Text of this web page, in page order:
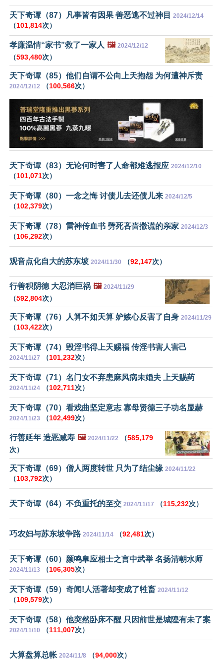
天下奇谭（87）凡事皆有因果 善恶逃不过神目 2024/12/14
（101,814次）
孝廉温情“家书”救了一家人 🖼️ 2024/12/12
（593,480次）
天下奇谭（85）他们自谓不公向上天抱怨 为何遭神斥责
2024/12/12 （100,566次）
天下奇谭（83）无论何时害了人命都难逃报应 2024/12/10
（101,071次）
天下奇谭（80）一念之悔 讨债儿去还债儿来 2024/12/5
（102,379次）
天下奇谭（78）雷神传血书 劈死吝啬撒谎的亲家 2024/12/3
（106,292次）
观音点化自大的苏东坡 2024/11/30 （92,147次）
行善积阴德 大忍消巨祸 🖼️ 2024/11/29
（592,804次）
天下奇谭（76）人算不如天算 妒嫉心反害了自身 2024/11/29
（103,422次）
天下奇谭（74）毁淫书得上天赐福 传淫书害人害己
2024/11/27 （101,232次）
天下奇谭（71）名门女不弃患麻风病未婚夫 上天赐药
2024/11/24 （102,711次）
天下奇谭（70）看戏曲坚定意志 寡母贤德三子功名显赫
2024/11/23 （102,499次）
行善延年 造恶减寿 🖼️ 2024/11/22 （585,179
次）
天下奇谭（69）僧人两度转世 只为了结尘缘 2024/11/22
（103,792次）
天下奇谭（64）不负重托的至交 2024/11/17 （115,232次）
巧农妇与苏东坡争路 2024/11/14 （92,481次）
天下奇谭（60）颜鸣臯应相士之言中武举 名扬清朝水师
2024/11/13 （106,305次）
天下奇谭（59）奇闻!人活著却变成了牲畜 2024/11/12
（109,579次）
天下奇谭（58）他突然卧床不醒 只因前世是城隍有未了案
2024/11/10 （111,007次）
大算盘算总帐 2024/11/8 （94,000次）